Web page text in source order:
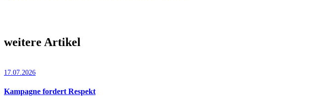
weitere Artikel
17.07.2026
Kampagne fordert Respekt